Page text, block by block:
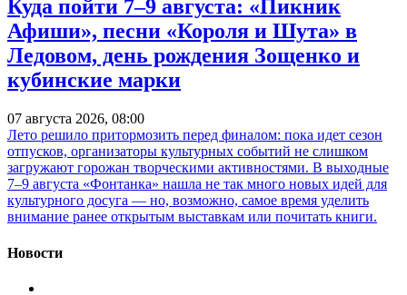
Куда пойти 7–9 августа: «Пикник
Афиши», песни «Короля и Шута» в
Ледовом, день рождения Зощенко и
кубинские марки
07 августа 2026, 08:00
Лето решило притормозить перед финалом: пока идет сезон
отпусков, организаторы культурных событий не слишком
загружают горожан творческими активностями. В выходные
7–9 августа «Фонтанка» нашла не так много новых идей для
культурного досуга — но, возможно, самое время уделить
внимание ранее открытым выставкам или почитать книги.
Новости